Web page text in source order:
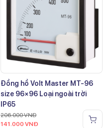
Đồng hồ Volt Master MT-96
size 96×96 Loại ngoài trời
IP65
206.000VNĐ
141.000 VNĐ